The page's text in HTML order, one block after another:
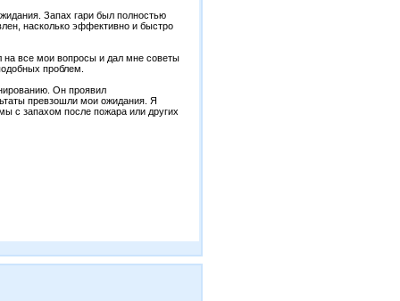
Запах гари был полностью
насколько эффективно и быстро
на все мои вопросы и дал мне советы
проблем.
Он проявил
превзошли мои ожидания. Я
с запахом после пожара или других